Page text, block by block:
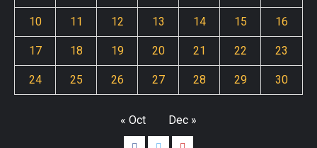
10 11 12 13 14 15 16
17 18 19 20 21 22 23
24 25 26 27 28 29 30
« Oct Dec »